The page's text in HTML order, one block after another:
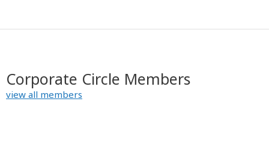
Corporate Circle Members
view all members